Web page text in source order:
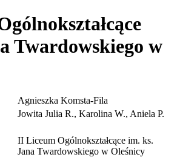
Twardowskiego w
Agnieszka Komsta-Fila
Jowita Julia R., Karolina W., Aniela P.
II Liceum Ogólnokształcące im. ks.
Jana Twardowskiego w Oleśnicy